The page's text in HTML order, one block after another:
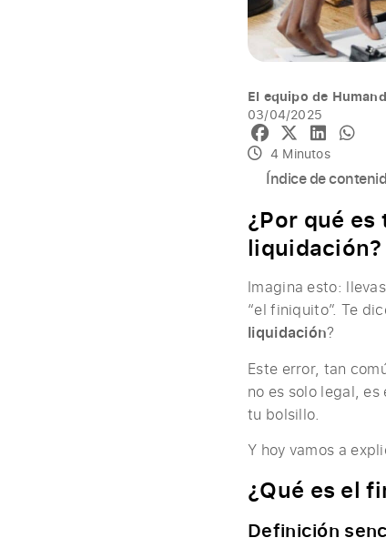
El equipo de Humand
03/04/2025
4 Minutos
Índice de
¿Por qué
liquidación?
Imagina esto:
“el finiquito”. Te
liquidación?
Este error, tan
no es solo legal,
tu bolsillo.
Y hoy vamos a
¿Qué es el
Definición